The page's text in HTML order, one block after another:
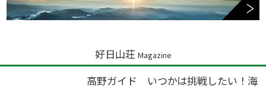
好日山荘 Magazine
高野ガイド いつかは挑戦したい！海